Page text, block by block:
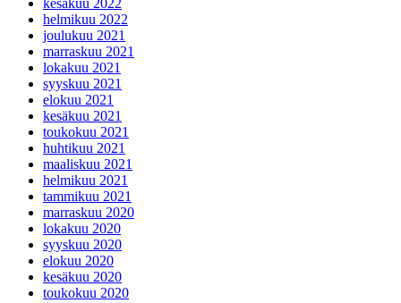
kesäkuu 2022
helmikuu 2022
joulukuu 2021
marraskuu 2021
lokakuu 2021
syyskuu 2021
elokuu 2021
kesäkuu 2021
toukokuu 2021
huhtikuu 2021
maaliskuu 2021
helmikuu 2021
tammikuu 2021
marraskuu 2020
lokakuu 2020
syyskuu 2020
elokuu 2020
kesäkuu 2020
toukokuu 2020